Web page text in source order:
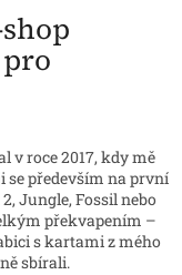
v roce 2017, kdy mě
se především na první
Jungle, Fossil nebo
překvapením –
s kartami z mého
sbírali.